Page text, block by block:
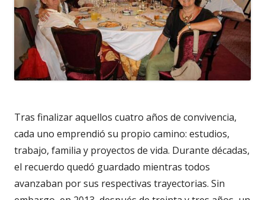
Tras finalizar aquellos cuatro años de convivencia,
cada uno emprendió su propio camino: estudios,
trabajo, familia y proyectos de vida. Durante décadas,
el recuerdo quedó guardado mientras todos
avanzaban por sus respectivas trayectorias. Sin